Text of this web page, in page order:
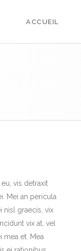
ACCUEIL
vis detraxit
Mei an pericula
nisl graecis, vix
vix at, vel
mea et. Mea